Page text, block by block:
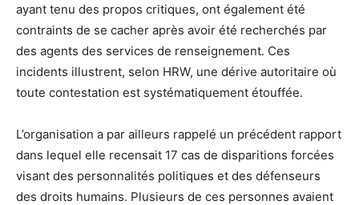
ayant tenu des propos critiques, ont également été
contraints de se cacher après avoir été recherchés par
des agents des services de renseignement. Ces
incidents illustrent, selon HRW, une dérive autoritaire où
toute contestation est systématiquement étouffée.
L’organisation a par ailleurs rappelé un précédent rapport
dans lequel elle recensait 17 cas de disparitions forcées
visant des personnalités politiques et des défenseurs
des droits humains. Plusieurs de ces personnes avaient